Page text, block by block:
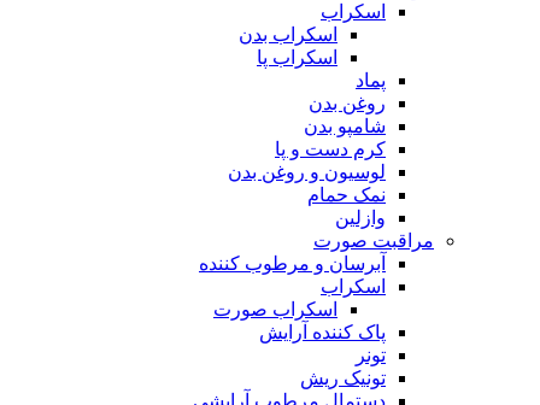
اسکراب
اسکراب بدن
اسکراب پا
روغن بدن
شامپو بدن
کرم دست و پا
لوسیون و روغن بدن
نمک حمام
مراقبت صورت
آبرسان و مرطوب کننده
اسکراب
اسکراب صورت
پاک کننده آرایش
تونیک ریش
دستمال مرطوب آرایشی